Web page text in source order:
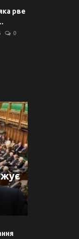
рве
0